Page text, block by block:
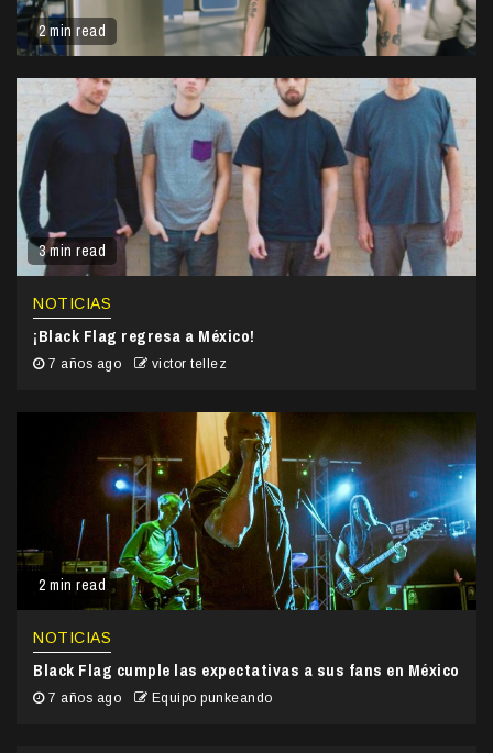
2 min read
3 min read
NOTICIAS
¡Black Flag regresa a México!
7 años ago victor tellez
2 min read
NOTICIAS
Black Flag cumple las expectativas a sus fans en México
7 años ago Equipo punkeando